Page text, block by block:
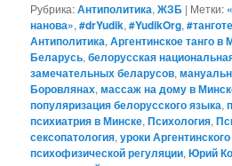
Рубрика:Антиполитика,ЖЗБ | Метки:
нанова»,#‎drYudik,#YudikOrg,
Антиполитика,Аргентинское танго в
Беларусь,белорусская
замечательных беларусов,
Боровлянах,массаж на дому в
популяризация белорусского языка,
психиатрия в Минске,Психология,
сексопатология,уроки
психофизической регуляции,Юрий